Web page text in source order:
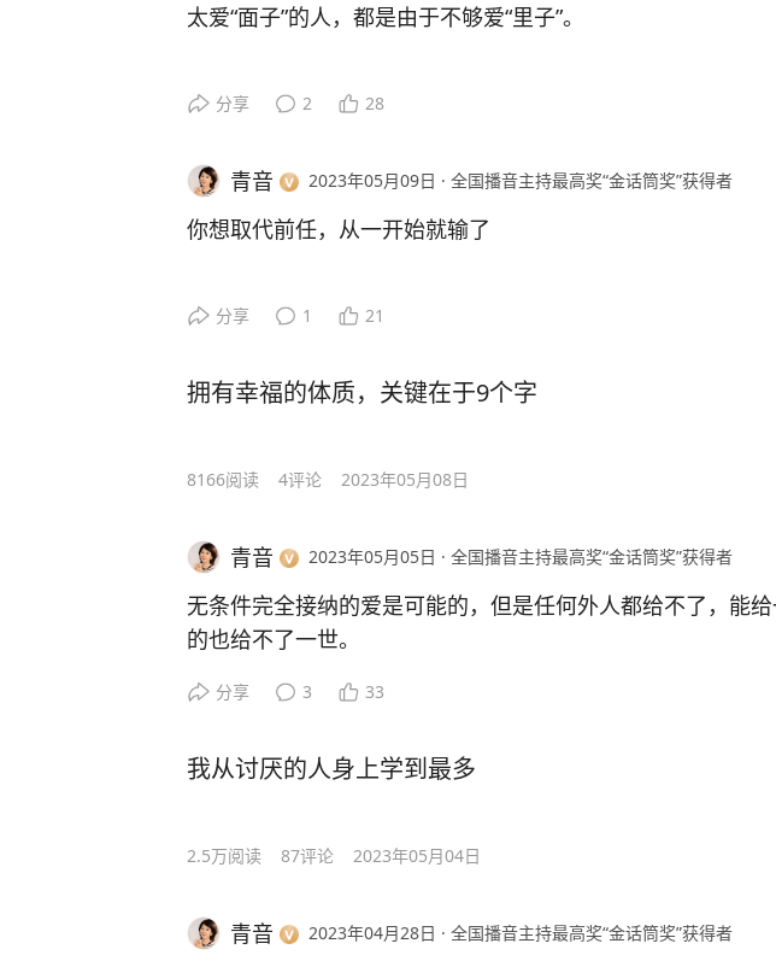
太爱“面子”的人，都是由于不够爱“里子”。
道爱自己。
#爱自己#
分享 2 28
青音 2023年05月09日 · 全国播音主持最高奖“金话筒奖”获得者
你想取代前任，从一开始就输了
我经常会很感慨，我身边的朋友总是能教会我很多。
以前跟一个美丽与智慧并举的闺蜜见面，她和现任的丈夫都是
“非常”！
她慢条斯理的说：“我丈夫的前妻是由于婆媳矛盾才跟他离婚
以，其实我丈夫对前妻还是很有感情的。
我刚跟他结婚的头三年，你能想象吗？家里的相框里还有他俩
瘦了，他竟然脱口而出‘那是她买的’！”
过去，我也有，我早就做好了结婚头几年，我们的婚姻里一直
分享 1 21
拥有幸福的体质，关键在于9个字
8166阅读 4评论 2023年05月08日
青音 2023年05月05日 · 全国播音主持最高奖“金话筒奖”获得者
无条件完全接纳的爱是可能的，但是任何外人都给不了，能
的也给不了一世。
因为每个人都有爱自己的功课要完成。
真正包容的爱应该向内找，向自己要，外人给的，都不可靠。
#爱自己#
分享 3 33
我从讨厌的人身上学到最多
2.5万阅读 87评论 2023年05月04日
青音 2023年04月28日 · 全国播音主持最高奖“金话筒奖”获得者